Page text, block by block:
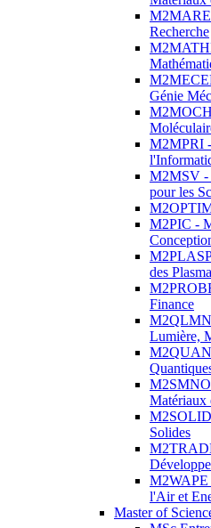
Recherche
Génie
M2MPRI
M2MSV -
pour les
M2PIC -
des
Finance
Lumière,
Matériaux
Solides
M2WAPE
l'Air et
Master of